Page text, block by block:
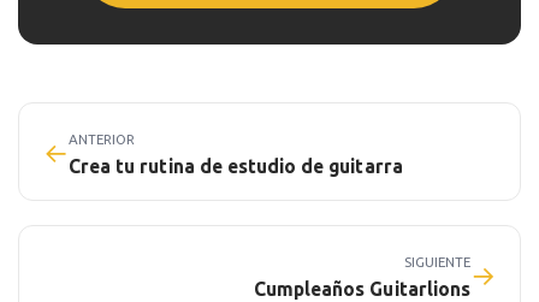
←ANTERIOR
Crea tu rutina de estudio de guitarra
SIGUIENTE
Cumpleaños Guitarlions→